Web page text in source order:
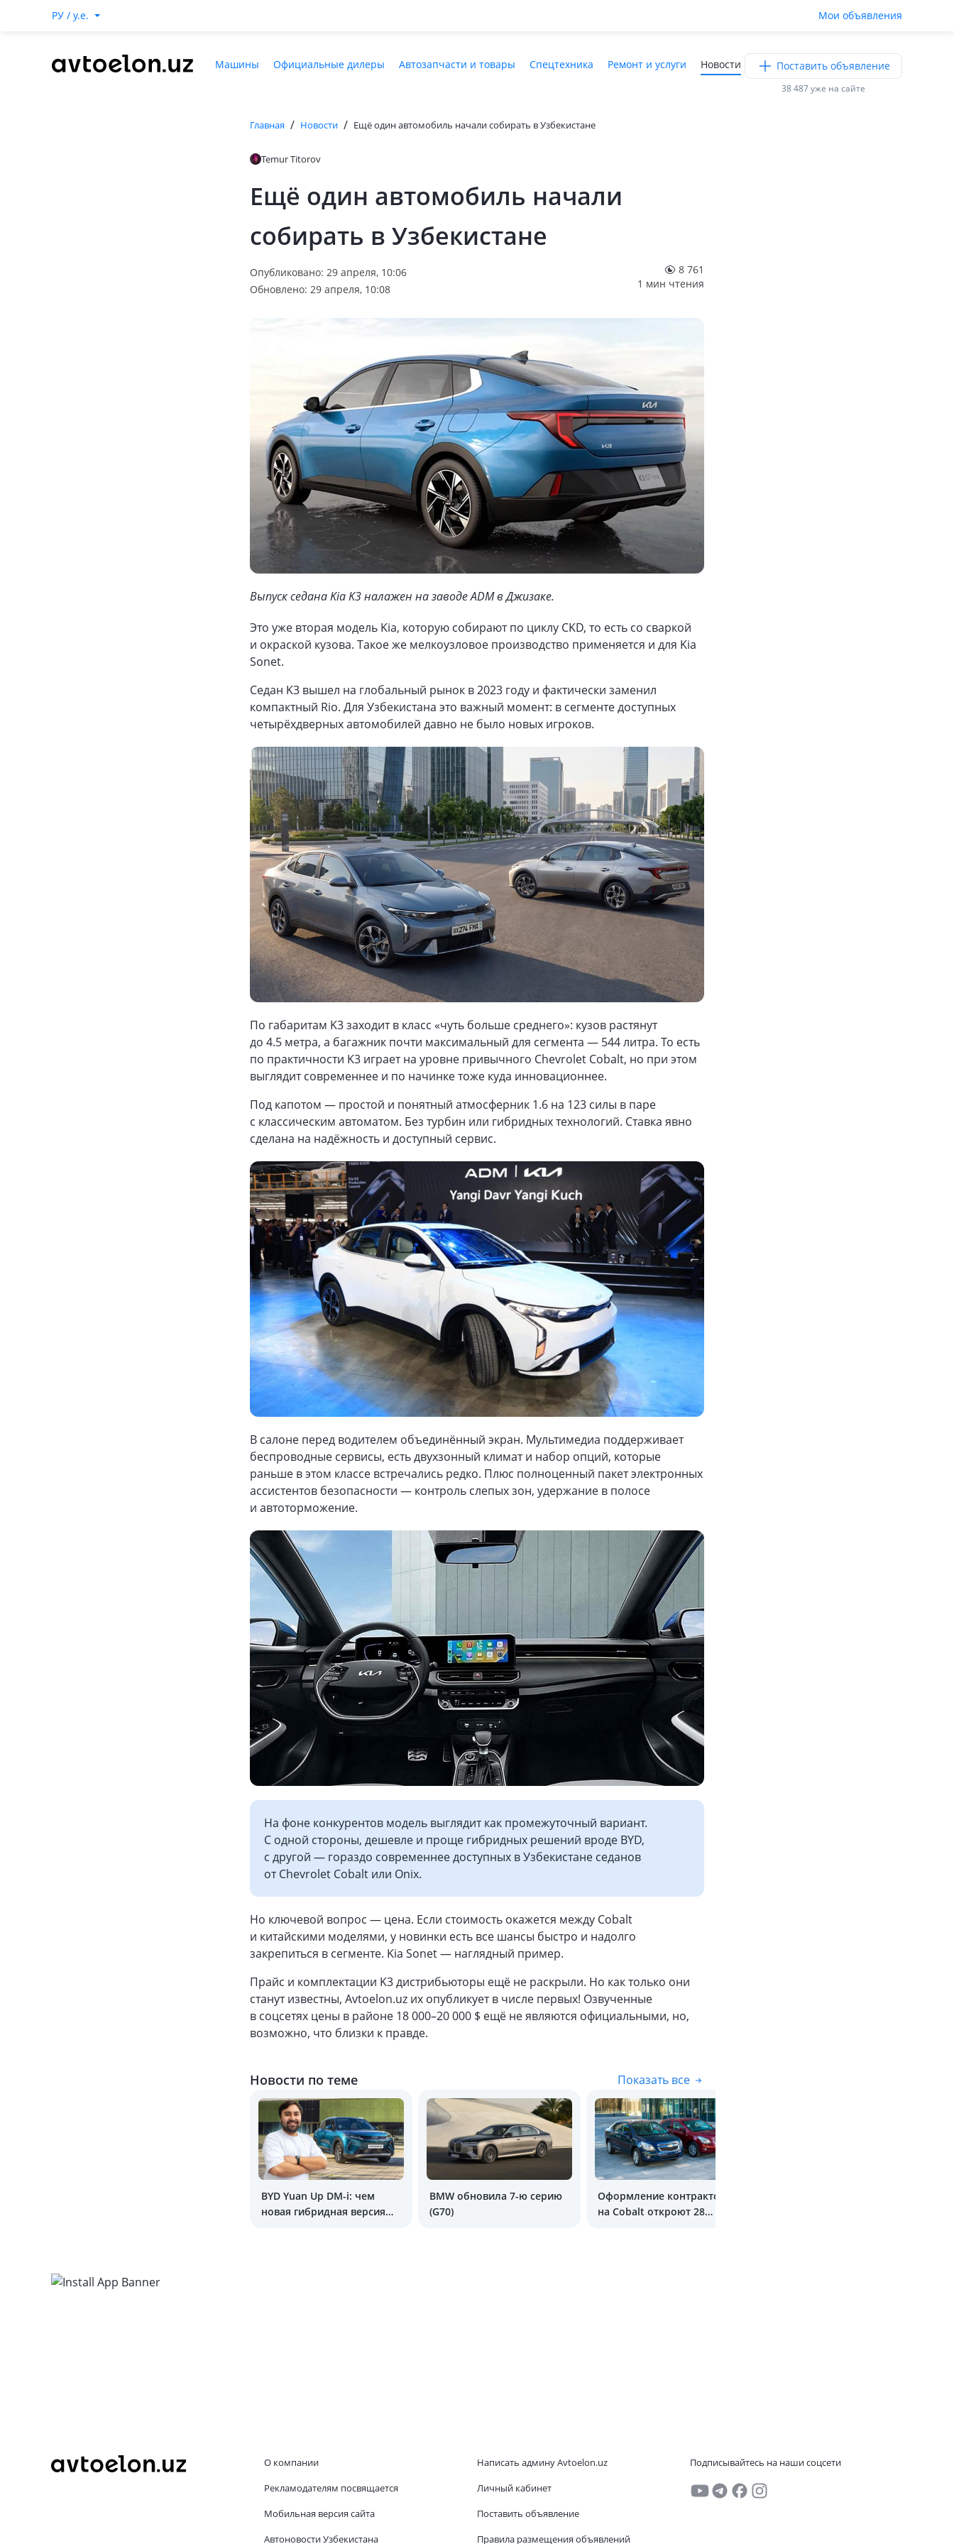
РУ / y.e. Мои объявления
Машины Официальные дилеры Автозапчасти и товары Спецтехника Ремонт и услуги Новости Поставить объявление
38 487 уже на сайте
Главная / Новости / Ещё один автомобиль начали собирать в Узбекистане
Temur Titorov
Ещё один автомобиль начали
собирать в Узбекистане
Опубликовано: 29 апреля, 10:06
Обновлено: 29 апреля, 10:08
8 761
1 мин чтения
Выпуск седана Kia K3 налажен на заводе ADM в Джизаке.
Это уже вторая модель Kia, которую собирают по циклу CKD, то есть со сваркой
и окраской кузова. Такое же мелкоузловое производство применяется и для Kia
Sonet.
Седан K3 вышел на глобальный рынок в 2023 году и фактически заменил
компактный Rio. Для Узбекистана это важный момент: в сегменте доступных
четырёхдверных автомобилей давно не было новых игроков.
По габаритам K3 заходит в класс «чуть больше среднего»: кузов растянут
до 4.5 метра, а багажник почти максимальный для сегмента — 544 литра. То есть
по практичности K3 играет на уровне привычного Chevrolet Cobalt, но при этом
выглядит современнее и по начинке тоже куда инновационнее.
Под капотом — простой и понятный атмосферник 1.6 на 123 силы в паре
с классическим автоматом. Без турбин или гибридных технологий. Ставка явно
сделана на надёжность и доступный сервис.
В салоне перед водителем объединённый экран. Мультимедиа поддерживает
беспроводные сервисы, есть двухзонный климат и набор опций, которые
раньше в этом классе встречались редко. Плюс полноценный пакет электронных
ассистентов безопасности — контроль слепых зон, удержание в полосе
и автоторможение.
На фоне конкурентов модель выглядит как промежуточный вариант.
С одной стороны, дешевле и проще гибридных решений вроде BYD,
с другой — гораздо современнее доступных в Узбекистане седанов
от Chevrolet Cobalt или Onix.
Но ключевой вопрос — цена. Если стоимость окажется между Cobalt
и китайскими моделями, у новинки есть все шансы быстро и надолго
закрепиться в сегменте. Kia Sonet — наглядный пример.
Прайс и комплектации K3 дистрибьюторы ещё не раскрыли. Но как только они
станут известны, Avtoelon.uz их опубликует в числе первых! Озвученные
в соцсетях цены в районе 18 000–20 000 $ ещё не являются официальными, но,
возможно, что близки к правде.
Новости по теме Показать все
BYD Yuan Up DM-i: чем
новая гибридная версия
BMW обновила 7-ю серию
(G70)
Оформление контрактов
на Cobalt откроют 28
О компании
Рекламодателям посвящается
Мобильная версия сайта
Автоновости Узбекистана
Написать админу Avtoelon.uz
Личный кабинет
Поставить объявление
Правила размещения объявлений
Подписывайтесь на наши соцсети